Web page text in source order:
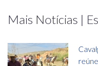
Mais Notícias |